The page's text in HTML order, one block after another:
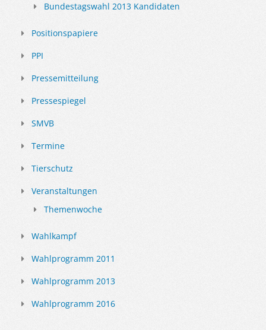
Bundestagswahl 2013 Kandidaten
Positionspapiere
PPI
Pressemitteilung
Pressespiegel
SMVB
Termine
Tierschutz
Veranstaltungen
Themenwoche
Wahlkampf
Wahlprogramm 2011
Wahlprogramm 2013
Wahlprogramm 2016